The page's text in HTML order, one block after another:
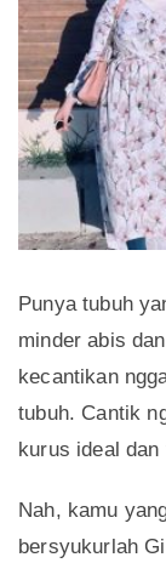
Punya tubuh
minder abis
kecantikan
tubuh. Cantik
kurus ideal
Nah, kamu
bersyukurlah